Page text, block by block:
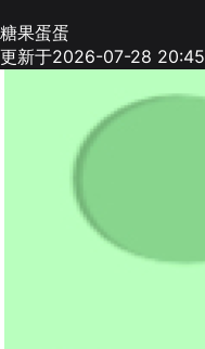
糖果蛋蛋
更新于2026-07-28 20:45